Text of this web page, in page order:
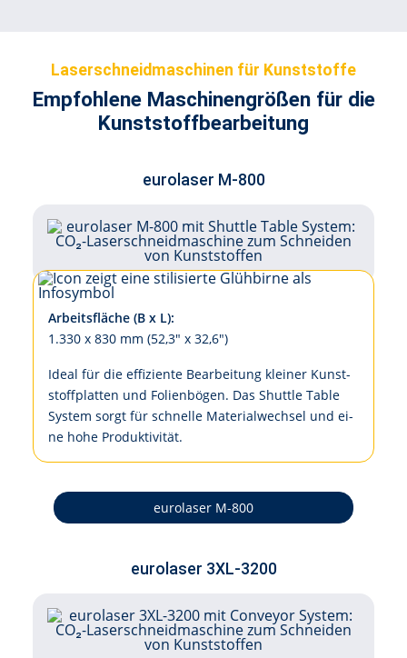
Laserschneidmaschinen für Kunststoffe
Empfohlene Maschinengrößen für die
Kunststoffbearbeitung
eurolaser M-800
Arbeitsfläche (B x L):
1.330 x 830 mm (52,3" x 32,6")
Ide­al für die ef­fi­zi­en­te Be­ar­bei­tung klei­ner Kunst­
stoff­plat­ten und Fo­li­en­bö­gen. Das Shut­tle Ta­ble
Sys­tem sorgt für schnel­le Ma­te­ri­al­wech­sel und ei­
ne ho­he Pro­duk­ti­vi­tät.
eurolaser M-800
eurolaser 3XL-3200